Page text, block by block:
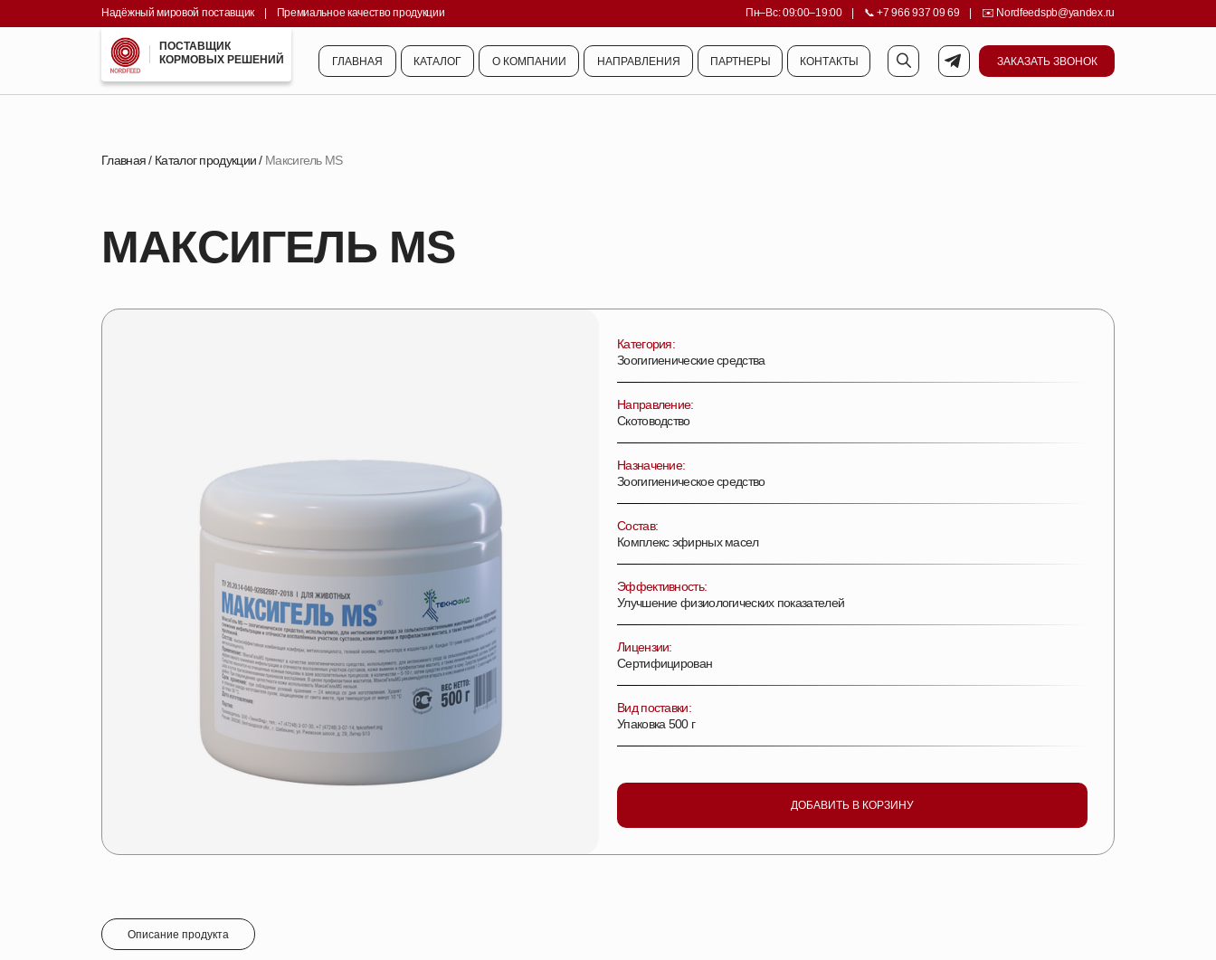
Пн–Вс: 09:00–19:00|||| 📞+7 966 937 09 69 ✉️ Nordfeedspb@yandex.ru
Надёжный мировой поставщик
Премиальное качество продукции
ПОСТАВЩИК
КОРМОВЫХ РЕШЕНИЙ
ГЛАВНАЯ КАТАЛОГ О КОМПАНИИ НАПРАВЛЕНИЯ ПАРТНЕРЫ КОНТАКТЫ ЗАКАЗАТЬ ЗВОНОК
Главная/ Каталог продукции/ Максигель MS
МАКСИГЕЛЬ MS
ДОБАВИТЬ В КОРЗИНУ
Категория:
Зоогигиенические средства
Направление:
Скотоводство
Назначение:
Зоогигиеническое средство
Состав:
Комплекс эфирных масел
Эффективность:
Улучшение физиологических показателей
Лицензии:
Сертифицирован
Вид поставки:
Упаковка 500 г
Описание продукта